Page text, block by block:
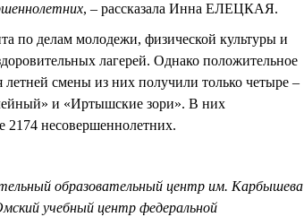
, – рассказала Инна ЕЛЕЦКАЯ.
по делам молодежи, физической культуры и
лагерей. Однако положительное
летней смены из них получили только четыре –
и «Иртышские зори». В них
2174 несовершеннолетних.
образовательный центр им. Карбышева
учебный центр федеральной